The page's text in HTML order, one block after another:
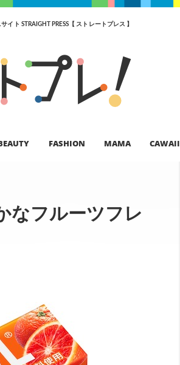
イト STRAIGHT PRESS【 ストレートプレス 】
FASHION MAMA CAWAII
なフルーツフレ